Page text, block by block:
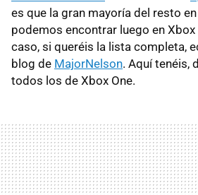
es que la gran mayoría del resto
podemos encontrar luego en Xbox
caso, si queréis la lista completa,
blog de MajorNelson. Aquí tenéis,
todos los de Xbox One.